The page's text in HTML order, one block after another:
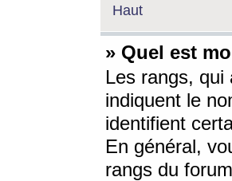
Haut
» Quel est
Les rangs, qui
indiquent le
identifient
En général,
rangs du